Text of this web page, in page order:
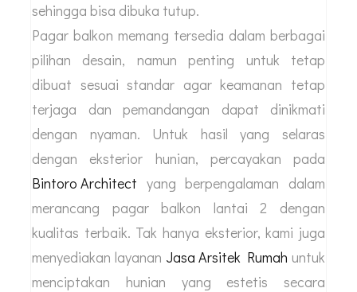
sehingga bisa dibuka tutup.
Pagar balkon memang tersedia dalam berbagai
pilihan desain, namun penting untuk tetap
dibuat sesuai standar agar keamanan tetap
terjaga dan pemandangan dapat dinikmati
dengan nyaman. Untuk hasil yang selaras
dengan eksterior hunian, percayakan pada
Bintoro Architect yang berpengalaman dalam
merancang pagar balkon lantai 2 dengan
kualitas terbaik. Tak hanya eksterior, kami juga
menyediakan layanan Jasa Arsitek Rumah untuk
menciptakan hunian yang estetis secara